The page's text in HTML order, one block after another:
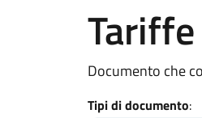
Documento che
Tipi di documento: